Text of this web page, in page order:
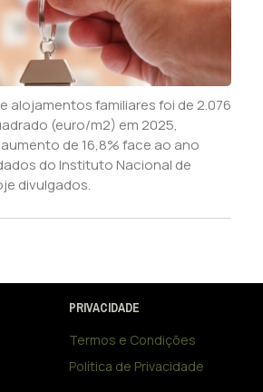
alojamentos familiares foi de 2.076
(euro/m2) em 2025,
de 16,8% face ao ano
do Instituto Nacional de
divulgados.
PRIVACIDADE
Termos e Condições
Política de Privacidade